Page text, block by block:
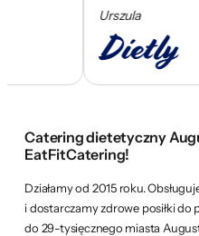
Urszula
Catering dietetyczny
EatFitCatering!
Działamy od 2015 roku.
i dostarczamy zdrowe posiłki do
do 29-tysięcznego miasta